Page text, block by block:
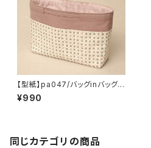
【型紙】pa047/バッグinバッグ
【2】
¥990
同じカテゴリの商品